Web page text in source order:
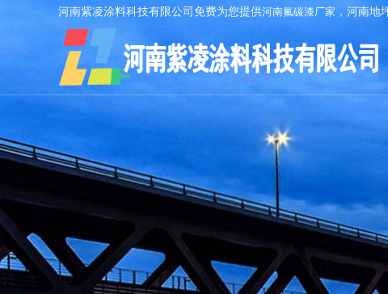
河南紫凌涂料科技有限公司免费为您提供河南氟碳漆厂家 ，河南地